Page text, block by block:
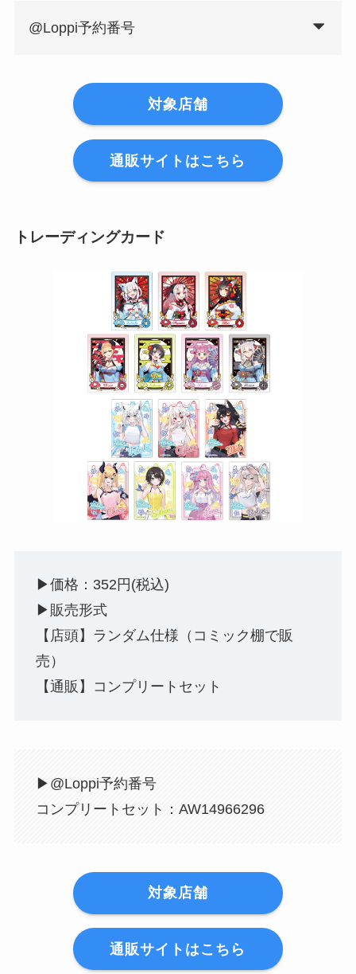
@Loppi予約番号
対象店舗
通販サイトはこちら
トレーディングカード
▶︎価格：352円(税込)
▶︎販売形式
【店頭】ランダム仕様（コミック棚で販
売）
【通販】コンプリートセット
▶︎@Loppi予約番号
コンプリートセット：AW14966296
対象店舗
通販サイトはこちら